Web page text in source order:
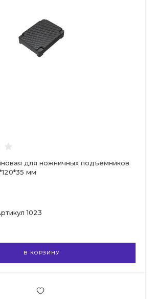
для ножничных подъемников
мм
1023
В КОРЗИНУ